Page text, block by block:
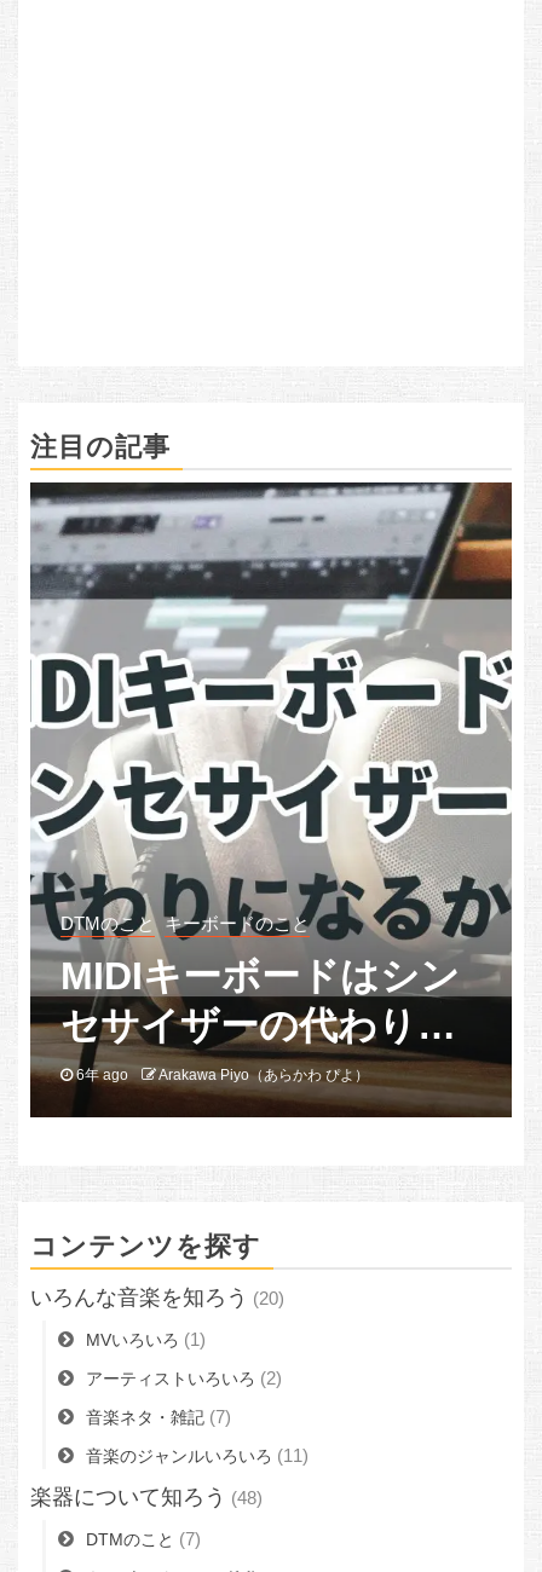
注目の記事
音楽イベント・ニュース
【2021/3/10更新】ライ
ブ配信カレンダー＆映
像アーカイブ情報
6年 ago BB! 編集部
コンテンツを探す
いろんな音楽を知ろう (20)
MVいろいろ (1)
アーティストいろいろ (2)
音楽ネタ・雑記 (7)
音楽のジャンルいろいろ (11)
楽器について知ろう (48)
DTMのこと (7)